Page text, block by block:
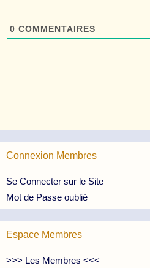
0 COMMENTAIRES
Connexion Membres
Se Connecter sur le Site
Mot de Passe oublié
Espace Membres
>>> Les Membres <<<